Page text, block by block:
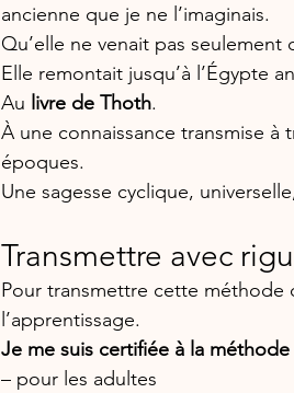
ancienne que je ne l’imaginais.
Qu’elle ne venait pas seulement
Elle remontait jusqu’à l’Égypte
Au livre de Thoth.
À une connaissance transmise à
époques.
Une sagesse cyclique,
Transmettre avec
Pour transmettre cette méthode
l’apprentissage.
Je me suis certifiée à la méthode
– pour les adultes